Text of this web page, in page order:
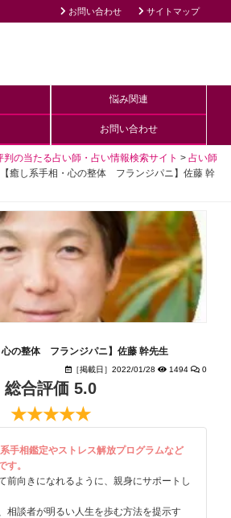
お問い合わせ サイトマップ
悩み関連
お問い合わせ
の当たる占い師・占い情報検索サイト > 占い師
【癒し系手相・心の整体 フランジパニ】佐藤 幹
心の整体 フランジパニ】佐藤 幹先生
［掲載日］2022/01/28 1494 0
総合評価 5.0
★★★★★
手相鑑定やストレス解放プログラムなど
す。
前向きになれるように、親身にサポートし
相談者が明るい人生を歩む方法を提示す